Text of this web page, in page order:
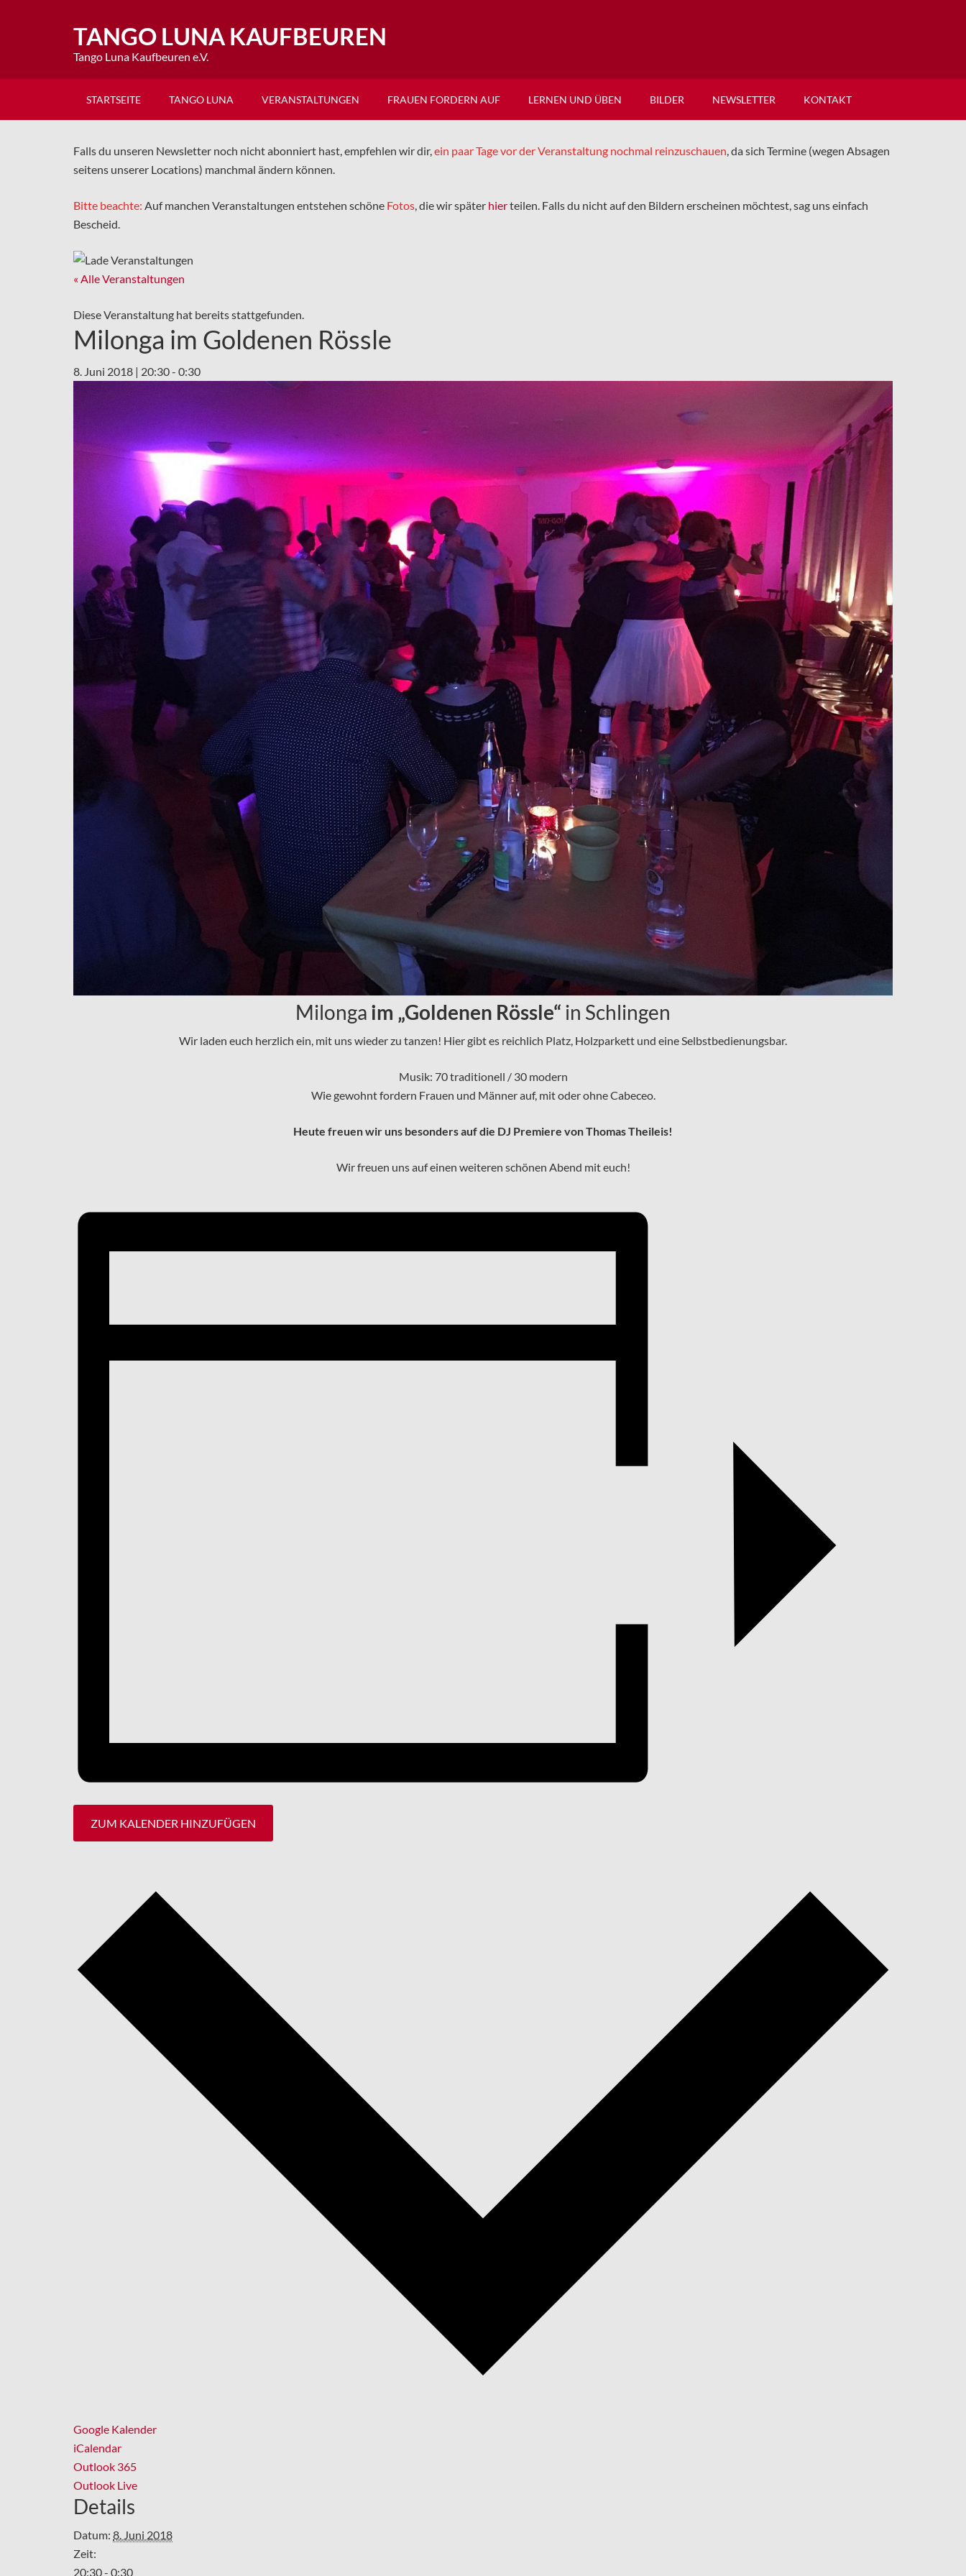
TANGO LUNA KAUFBEUREN
Tango Luna Kaufbeuren e.V.
STARTSEITE TANGO LUNA VERANSTALTUNGEN FRAUEN FORDERN AUF LERNEN UND ÜBEN BILDER NEWSLETTER KONTAKT
Falls du unseren Newsletter noch nicht abonniert hast, empfehlen wir dir,ein paar Tage vor der Veranstaltung nochmal reinzuschauen, da sich Termine (wegen Absagen
seitens unserer Locations) manchmal ändern können.
Bitte beachte: Auf manchen Veranstaltungen entstehen schöne Fotos, die wir später hierteilen. Falls du nicht auf den Bildern erscheinen möchtest, sag uns einfach
Bescheid.
« Alle Veranstaltungen
Diese Veranstaltung hat bereits stattgefunden.
Milonga im Goldenen Rössle
8. Juni 2018 | 20:30- 0:30
Milonga im „Goldenen Rössle“ in Schlingen
Wir laden euch herzlich ein, mit uns wieder zu tanzen! Hier gibt es reichlich Platz, Holzparkett und eine Selbstbedienungsbar.
Musik: 70 traditionell / 30 modern
Wie gewohnt fordern Frauen und Männer auf, mit oder ohne Cabeceo.
Heute freuen wir uns besonders auf die DJ Premiere von Thomas Theileis!
Wir freuen uns auf einen weiteren schönen Abend mit euch!
ZUM KALENDER HINZUFÜGEN
Google Kalender
iCalendar
Outlook 365
Outlook Live
Details
Datum: 8. Juni 2018
Zeit:
20:30 - 0:30